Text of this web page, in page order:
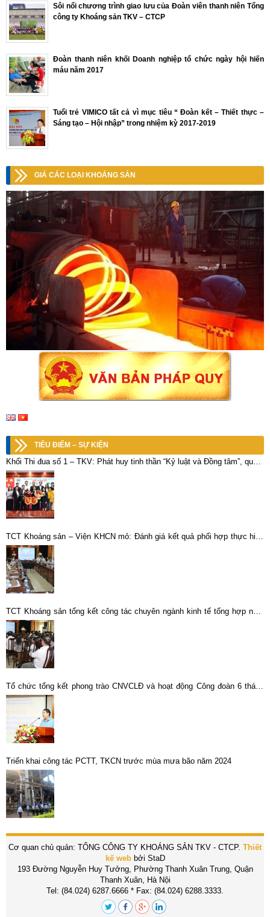
Sôi nổi chương trình giao lưu của Đoàn viên thanh niên Tổng
công ty Khoáng sản TKV – CTCP
Đoàn thanh niên khối Doanh nghiệp tổ chức ngày hội hiến
máu năm 2017
Tuổi trẻ VIMICO tất cả vì mục tiêu “ Đoàn kết – Thiết thực –
Sáng tạo – Hội nhập” trong nhiệm kỳ 2017-2019
GIÁ CÁC LOẠI KHOÁNG SẢN
TIÊU ĐIỂM – SỰ KIỆN
Khối Thi đua số 1 – TKV: Phát huy tinh thần “Kỷ luật và Đồng tâm”, quyết
tâm bứt phá trong năm 2026
TCT Khoáng sản – Viện KHCN mỏ: Đánh giá kết quả phối hợp thực hiện
các công trình khoa học
TCT Khoáng sản tổng kết công tác chuyên ngành kinh tế tổng hợp năm
2013
Tổ chức tổng kết phong trào CNVCLĐ và hoạt động Công đoàn 6 tháng
đầu năm 2023
Triển khai công tác PCTT, TKCN trước mùa mưa bão năm 2024
Cơ quan chủ quản: TỔNG CÔNG TY KHOÁNG SẢN TKV - CTCP. Thiết
kế webbởi StaD
193 Đường Nguyễn Huy Tưởng, Phường Thanh Xuân Trung, Quận
Thanh Xuân, Hà Nội
Tel: (84.024) 6287.6666 * Fax: (84.024) 6288.3333.